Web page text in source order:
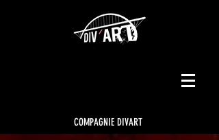
COMPAGNIE DIVART